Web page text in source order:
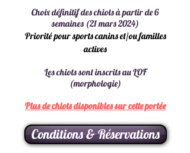
Choix définitif des chiots à partir de 6
semaines (21 mars 2024)
Priorité pour sports canins et/ou familles
actives
Les chiots sont inscrits au LOF
(morphologie)
Plus de chiots disponibles sur cette portée
Conditions & Réservations